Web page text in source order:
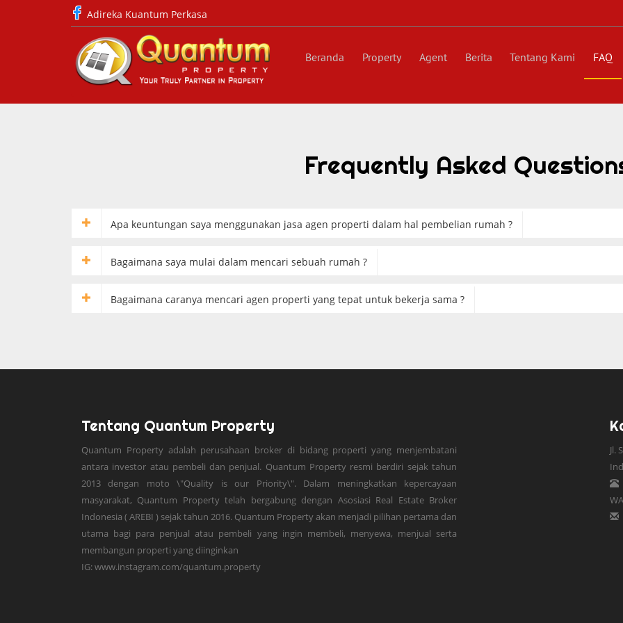
Adireka Kuantum Perkasa
Beranda (current)
Property Agent Berita Tentang Kami FAQ
Frequently Asked
Apa keuntungan saya menggunakan jasa agen properti dalam hal pembelian rumah ?
Bagaimana saya mulai dalam mencari sebuah rumah ?
Bagaimana caranya mencari agen properti yang tepat untuk bekerja sama ?
Tentang Quantum Property
Quantum Property adalah perusahaan broker di bidang properti yang menjembatani
antara investor atau pembeli dan penjual. Quantum Property resmi berdiri sejak tahun
2013 dengan moto \"Quality is our Priority\". Dalam meningkatkan kepercayaan
masyarakat, Quantum Property telah bergabung dengan Asosiasi Real Estate Broker
Indonesia ( AREBI ) sejak tahun 2016. Quantum Property akan menjadi pilihan pertama dan
utama bagi para penjual atau pembeli yang ingin membeli, menyewa, menjual serta
membangun properti yang diinginkan
IG: www.instagram.com/quantum.property
Jl.